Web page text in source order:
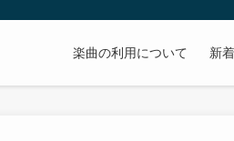
楽曲の利用について 新